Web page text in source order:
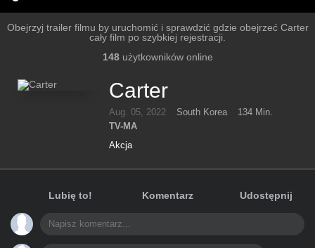
Obejrzyj trailer filmu by uruchomić i sprawdzić gdzie obejrzeć Carter
cały film po szybkiej rejestracji.
148użytkowników online
Carter
Aug. 05, 2022 South Korea
134 Min.
TV-MA
Akcja
Lubię to! Komentarz Udostępnij